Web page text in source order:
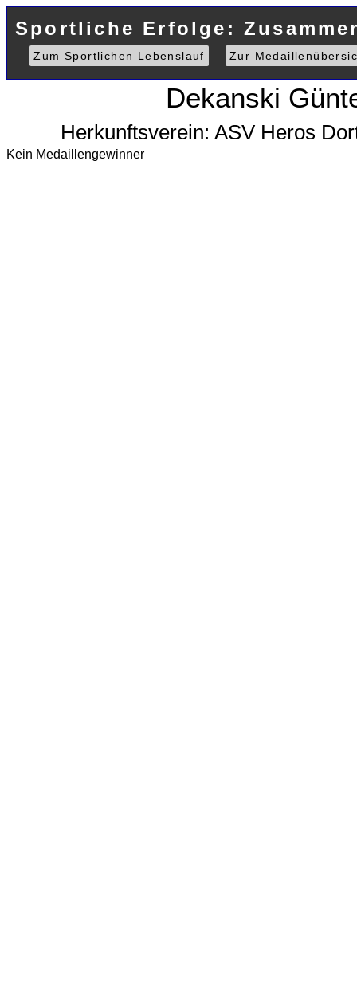
Sportliche Erfolge:
Zum Sportlichen Lebenslauf Zur
Dekanski
Herkunftsverein: ASV Heros
Kein Medaillengewinner